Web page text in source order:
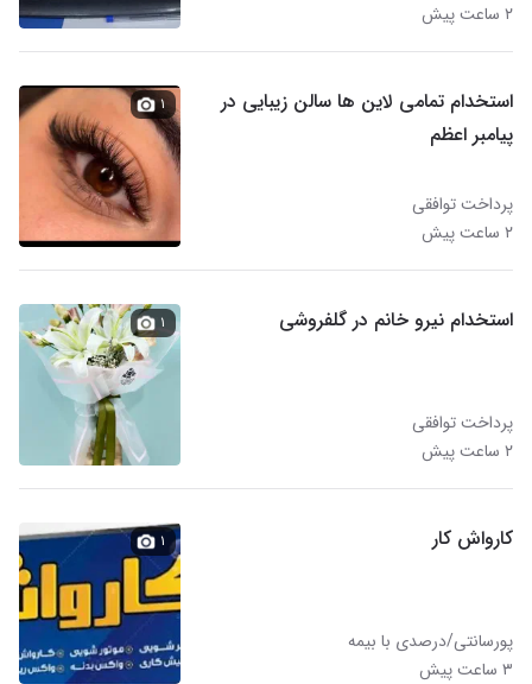
۲ ساعت پیش
استخدام تمامی لاین ها سالن زیبایی در
پیامبر اعظم
پرداخت توافقی
۲ ساعت پیش
۱
استخدام نیرو خانم در گلفروشی
پرداخت توافقی
۲ ساعت پیش
۱
کارواش کار
پورسانتی/درصدی با بیمه
۳ ساعت پیش
۱